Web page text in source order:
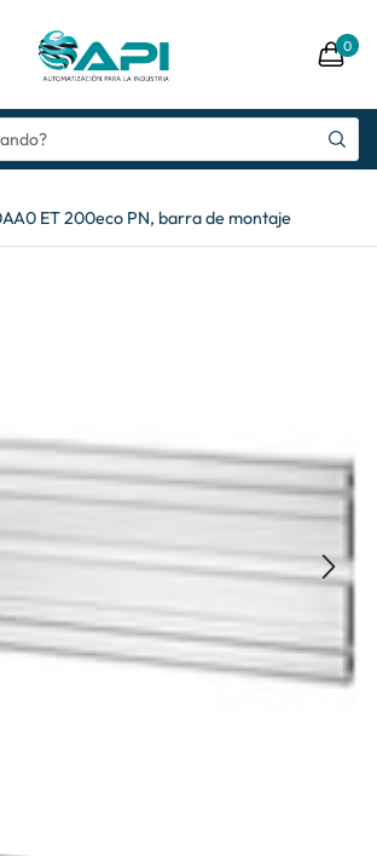
0
ET 200eco PN, barra de montaje